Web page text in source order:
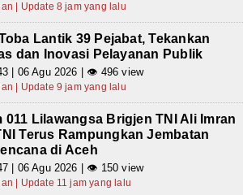
| Update 8 jam yang lalu
Lantik 39 Pejabat, Tekankan
dan Inovasi Pelayanan Publik
| 06 Agu 2026 | 👁 496 view
| Update 9 jam yang lalu
011 Lilawangsa Brigjen TNI Ali Imran
Terus Rampungkan Jembatan
di Aceh
| 06 Agu 2026 | 👁 150 view
| Update 11 jam yang lalu